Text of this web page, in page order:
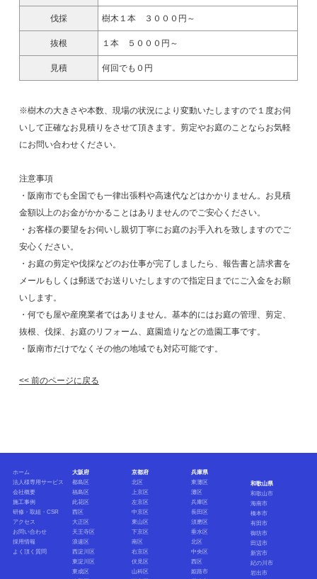
伐採 樹木１本 ３０００円～
抜根 １本 ５０００円～
見積 何回でも０円
※樹木の大きさや本数、現場の状況により変動いたしますので１度お伺
いして正確なお見積りをさせて頂きます。剪定やお庭のことならお気軽
にお問い合わせください。
注意事項
・阪南市でも全国でも一律出張料や高速代などはかかりません。お見積
金額以上のお金がかかることはありませんのでご安心ください。
・お客様の要望をお伺いし親切丁寧にお庭のお手入れを致しますのでご
安心ください。
・お庭の剪定や伐採などのお仕事が完了しましたら、報告書と請求書を
メールもしくは郵送でお送りいたしますので指定日までにご入金をお願
いします。
・何でも屋や産廃業者ではありません。基本的にはお庭の管理、剪定、
抜根、伐採、お庭のリフォーム、庭園造りなどの造園工事です。
・阪南市だけでなくその他の地域でも対応可能です。
<< 前のページに戻る
ホーム
法人様専用サービス
会社概要
施工事例
研修・取組・CSR
アクセス
お問い合わせ
採用情報
よく頂く質問
大阪府
都島区
福島区
此花区
西区
大正区
天王寺区
浪速区
西淀川区
東淀川区
東成区
京都府
北区
上京区
左京区
中京区
東山区
下京区
南区
右京区
伏見区
山科区
兵庫県
東灘区
灘区
兵庫区
長田区
須磨区
垂水区
北区
中央区
西区
姫路市
和歌山県
和歌山市
海南市
橋本市
有田市
御坊市
田辺市
新宮市
紀の川市
岩出市